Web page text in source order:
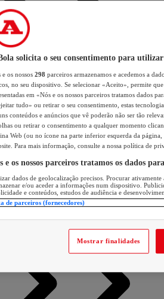
solicita o seu consentimento para utilizar
e os nossos 298 parceiros armazenamos e acedemos a
no seu dispositivo. Se selecionar «Aceito», permite
em «Nós e os nossos parceiros tratamos dados
tudo» ou retirar o seu consentimento, estas
conteúdos e anúncios que vê poderão não ser tão
ou retirar o consentimento a qualquer momento
Web (ou no ícone na parte inferior esquerda da página,
Para mais informação, consulte a nossa política de
e os nossos parceiros tratamos os dados
dados de geolocalização precisos. Procurar
e/ou aceder a informações num dispositivo.
e conteúdos, estudos de audiência e
de parceiros (fornecedores)
Mostrar finalidades